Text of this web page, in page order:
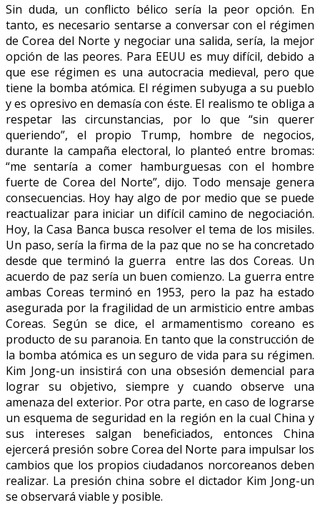
Sin duda, un conflicto bélico sería la peor opción. En
tanto, es necesario sentarse a conversar con el régimen
de Corea del Norte y negociar una salida, sería, la mejor
opción de las peores. Para EEUU es muy difícil, debido a
que ese régimen es una autocracia medieval, pero que
tiene la bomba atómica. El régimen subyuga a su pueblo
y es opresivo en demasía con éste. El realismo te obliga a
respetar las circunstancias, por lo que “sin querer
queriendo”, el propio Trump, hombre de negocios,
durante la campaña electoral, lo planteó entre bromas:
“me sentaría a comer hamburguesas con el hombre
fuerte de Corea del Norte”, dijo. Todo mensaje genera
consecuencias. Hoy hay algo de por medio que se puede
reactualizar para iniciar un difícil camino de negociación.
Hoy, la Casa Banca busca resolver el tema de los misiles.
Un paso, sería la firma de la paz que no se ha concretado
desde que terminó la guerra entre las dos Coreas. Un
acuerdo de paz sería un buen comienzo. La guerra entre
ambas Coreas terminó en 1953, pero la paz ha estado
asegurada por la fragilidad de un armisticio entre ambas
Coreas. Según se dice, el armamentismo coreano es
producto de su paranoia. En tanto que la construcción de
la bomba atómica es un seguro de vida para su régimen.
Kim Jong-un insistirá con una obsesión demencial para
lograr su objetivo, siempre y cuando observe una
amenaza del exterior. Por otra parte, en caso de lograrse
un esquema de seguridad en la región en la cual China y
sus intereses salgan beneficiados, entonces China
ejercerá presión sobre Corea del Norte para impulsar los
cambios que los propios ciudadanos norcoreanos deben
realizar. La presión china sobre el dictador Kim Jong-un
se observará viable y posible.